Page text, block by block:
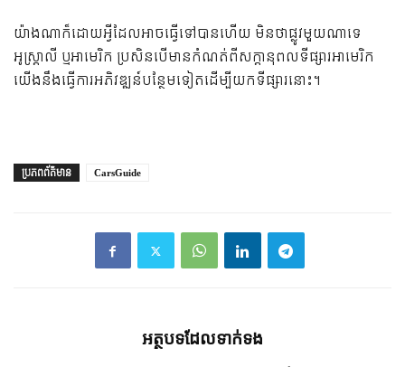
យ៉ាងណាក៏ដោយអ្វីដែលអាចធ្វើទៅបានហើយ មិនថាផ្លូវមួយណាទេ
អូស្ត្រាលី ឬអាមេរិក ប្រសិនបើមានកំណត់ពីសក្តានុពលទីផ្សារអាមេរិក
យើងនឹងធ្វើការអភិវឌ្ឍន៍បន្ថែមទៀតដើម្បីយកទីផ្សារនោះ។
ប្រភព​ព័ត៌មាន CarsGuide
អត្ថបទ​ដែល​ទាក់ទង